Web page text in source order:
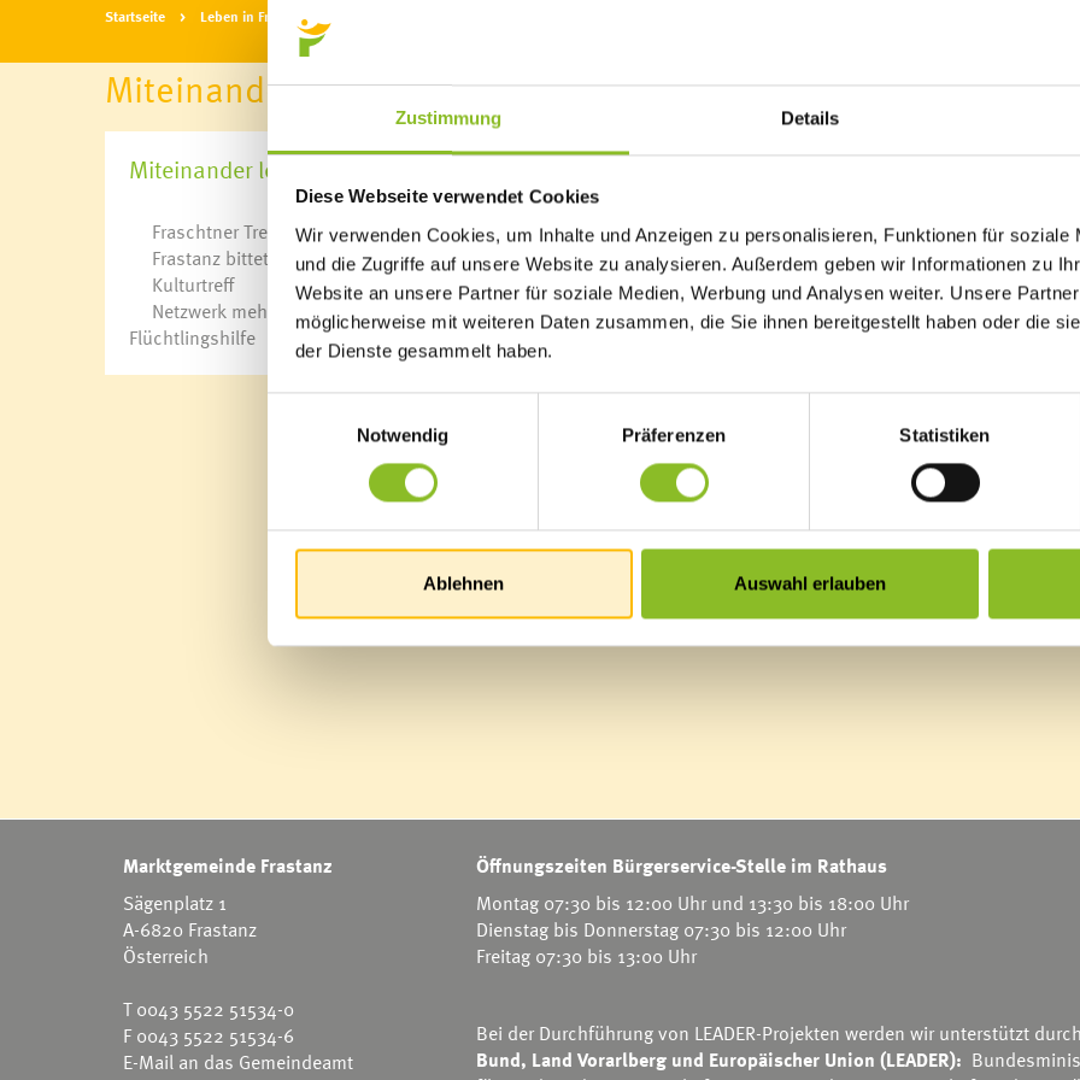
Zustimmung Details
Diese Webseite verwendet Cookies
Wir verwenden Cookies, um Inhalte und Anzeigen zu personalisieren, Funktionen für soziale
und die Zugriffe auf unsere Website zu analysieren. Außerdem geben wir Informationen zu
Website an unsere Partner für soziale Medien, Werbung und Analysen weiter. Unsere
möglicherweise mit weiteren Daten zusammen, die Sie ihnen bereitgestellt haben oder die
der Dienste gesammelt haben.
Notwendig
Präferenzen Statistiken
Ablehnen Auswahl erlauben
Blackout
Aktion Heugabel
Allianz in den Alpen
e5
Energieberatung
Landschaftsentwicklungskonzept
Kinderbetreuung
Kindergärten
Schulen
Anmeldungen
Domino s’Hus am Kirchplatz
Startseite Leben in Frastanz
Miteinander leben
Miteinander leben
Fraschtner Treff
Frastanz bittet zu Tisch
Kulturtreff
Netzwerk mehr Sprache
Flüchtlingshilfe
Marktgemeinde Frastanz
Sägenplatz 1
A-6820 Frastanz
Österreich
T0043 5522 51534-0
F 0043 5522 51534-6
E-Mail an das Gemeindeamt
Öffnungszeiten Bürgerservice-Stelle im Rathaus
Montag 07:30 bis 12:00 Uhr und 13:30 bis 18:00 Uhr
Dienstag bis Donnerstag 07:30 bis 12:00 Uhr
Freitag 07:30 bis 13:00 Uhr
Bei der Durchführung von LEADER-Projekten werden wir unterstützt
Bund, Land Vorarlberg und Europäischer Union (LEADER):